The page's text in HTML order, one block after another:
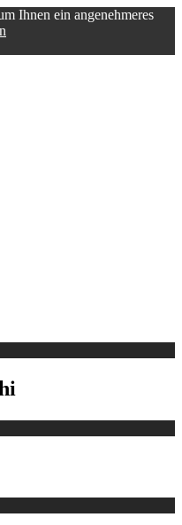
Ihnen ein angenehmeres